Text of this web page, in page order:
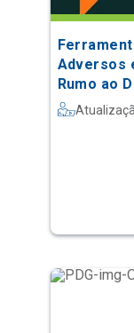
Adversos
Rumo ao